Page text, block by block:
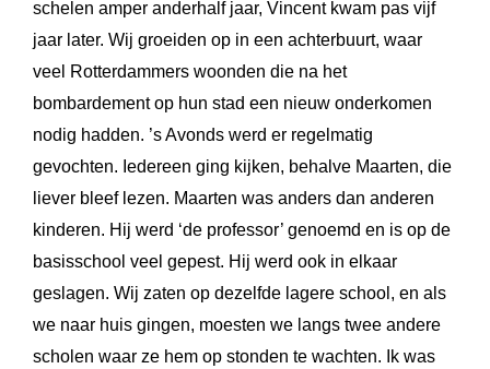
schelen amper anderhalf jaar, Vincent kwam pas vijf
jaar later. Wij groeiden op in een achterbuurt, waar
veel Rotterdammers woonden die na het
bombardement op hun stad een nieuw onderkomen
nodig hadden. ’s Avonds werd er regelmatig
gevochten. Iedereen ging kijken, behalve Maarten, die
liever bleef lezen. Maarten was anders dan anderen
kinderen. Hij werd ‘de professor’ genoemd en is op de
basisschool veel gepest. Hij werd ook in elkaar
geslagen. Wij zaten op dezelfde lagere school, en als
we naar huis gingen, moesten we langs twee andere
scholen waar ze hem op stonden te wachten. Ik was